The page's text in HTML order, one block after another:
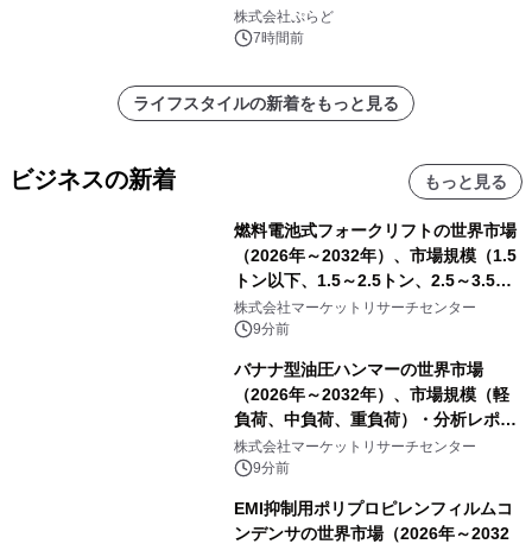
プール グランピングとトレーラーハウ
スの2施設で
株式会社ぷらど
7時間前
ライフスタイルの新着をもっと見る
ビジネスの新着 もっと見る
燃料電池式フォークリフトの世界市場
（2026年～2032年）、市場規模（1.5
トン以下、1.5～2.5トン、2.5～3.5ト
ン、3.5～5.0トン、その他）・分析レ
ポートを発表
株式会社マーケットリサーチセンター
9分前
バナナ型油圧ハンマーの世界市場
（2026年～2032年）、市場規模（軽
負荷、中負荷、重負荷）・分析レポー
トを発表
株式会社マーケットリサーチセンター
9分前
EMI抑制用ポリプロピレンフィルムコ
ンデンサの世界市場（2026年～2032